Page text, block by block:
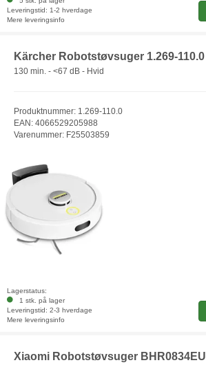
Leveringstid: 1-2 hverdage
Mere leveringsinfo
Kärcher Robotstøvsuger 1.269-110.0
130 min. - <67 dB - Hvid
Produktnummer: 1.269-110.0
EAN: 4066529205988
Varenummer: F25503859
Lagerstatus:
1 stk. på lager
Leveringstid: 2-3 hverdage
Mere leveringsinfo
Xiaomi Robotstøvsuger BHR0834EU